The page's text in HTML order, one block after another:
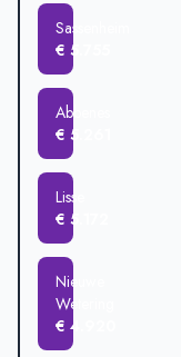
Sassenheim
€ 5.755
Abbenes
€ 5.261
Lisse
€ 5.172
Nieuwe
Wetering
€ 4.920